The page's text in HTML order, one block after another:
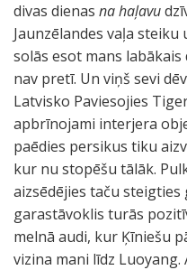
divas dienas na haļavu
Jaunzēlandes vaļa steiku
solās esot mans
nav pretī. Un viņš sevi
Latvisko Paviesojies
apbrīnojami interjera
paēdies persikus tiku
kur nu stopēšu tālāk.
aizsēdējies taču
garastāvoklis turās
melnā audi, kur Ķīniešu
vizina mani līdz Luoyang.